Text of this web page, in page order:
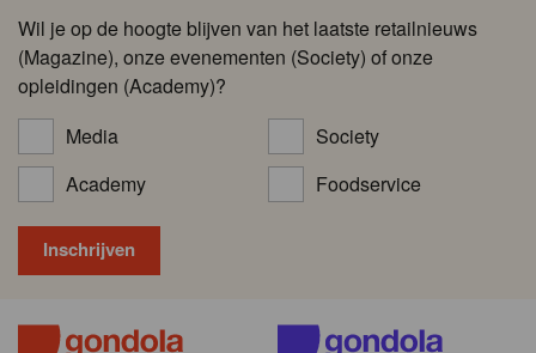
Wil je op de hoogte blijven van het laatste retailnieuws
(Magazine), onze evenementen (Society) of onze
opleidingen (Academy)?
Media
Society
Academy
Foodservice